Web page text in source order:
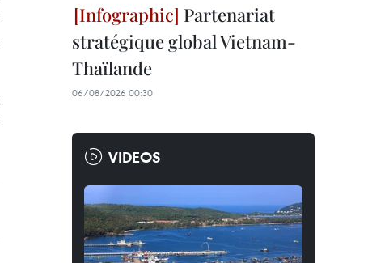
Partenariat
stratégique global Vietnam-
Thaïlande
06/08/2026 00:30
VIDEOS